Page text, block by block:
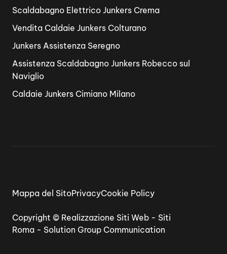
Scaldabagno Elettrico Junkers Crema
Vendita Caldaie Junkers Colturano
Junkers Assistenza Seregno
Assistenza Scaldabagno Junkers Robecco sul
Naviglio
Caldaie Junkers Cimiano Milano
Copyright © Realizzazione Siti Web - Siti
Roma - Solution Group Communication
Mappa del SitoPrivacyCookie Policy